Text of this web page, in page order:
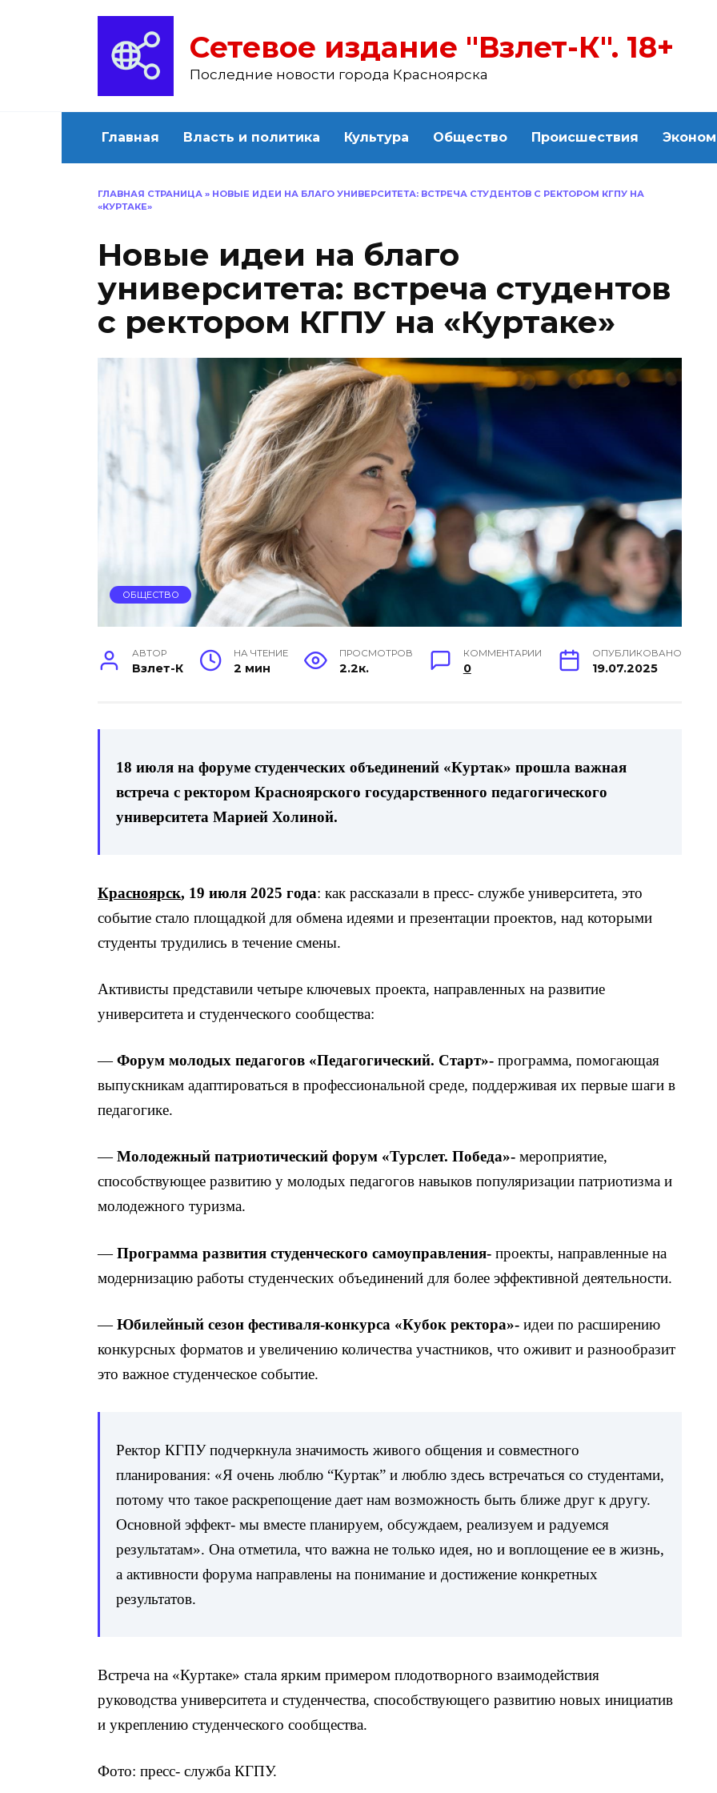
Сетевое издание "Взлет-К". 18+
Последние новости города Красноярска
Главная Власть и политика Культура Общество Происшествия
ГЛАВНАЯ СТРАНИЦА » НОВЫЕ ИДЕИ НА БЛАГО УНИВЕРСИТЕТА: ВСТРЕЧА СТУДЕНТОВ С РЕКТОРОМ КГПУ НА
«КУРТАКЕ»
Новые идеи на благо
университета: встреча студентов
с ректором КГПУ на «Куртаке»
ОБЩЕСТВО
АВТОР
Взлет-К
НА ЧТЕНИЕ
2 мин
ПРОСМОТРОВ
2.2к.
КОММЕНТАРИИ
0
ОПУБЛИКОВАНО
19.07.2025
18 июля на форуме студенческих объединений «Куртак» прошла важная
встреча с ректором Красноярского государственного педагогического
университета Марией Холиной.
Красноярск, 19 июля 2025 года: как рассказали в пресс- службе университета, это
событие стало площадкой для обмена идеями и презентации проектов, над которыми
студенты трудились в течение смены.
Активисты представили четыре ключевых проекта, направленных на развитие
университета и студенческого сообщества:
—Форум молодых педагогов «Педагогический. Старт»- программа, помогающая
выпускникам адаптироваться в профессиональной среде, поддерживая их первые шаги в
педагогике.
—Молодежный патриотический форум «Турслет. Победа»- мероприятие,
способствующее развитию у молодых педагогов навыков популяризации патриотизма и
молодежного туризма.
—Программа развития студенческого самоуправления- проекты, направленные на
модернизацию работы студенческих объединений для более эффективной деятельности.
—Юбилейный сезон фестиваля-конкурса «Кубок ректора»- идеи по расширению
конкурсных форматов и увеличению количества участников, что оживит и разнообразит
это важное студенческое событие.
Ректор КГПУ подчеркнула значимость живого общения и совместного
планирования: «Я очень люблю “Куртак” и люблю здесь встречаться со студентами,
потому что такое раскрепощение дает нам возможность быть ближе друг к другу.
Основной эффект- мы вместе планируем, обсуждаем, реализуем и радуемся
результатам». Она отметила, что важна не только идея, но и воплощение ее в жизнь,
а активности форума направлены на понимание и достижение конкретных
результатов.
Встреча на «Куртаке» стала ярким примером плодотворного взаимодействия
руководства университета и студенчества, способствующего развитию новых инициатив
и укреплению студенческого сообщества.
Фото: пресс- служба КГПУ.